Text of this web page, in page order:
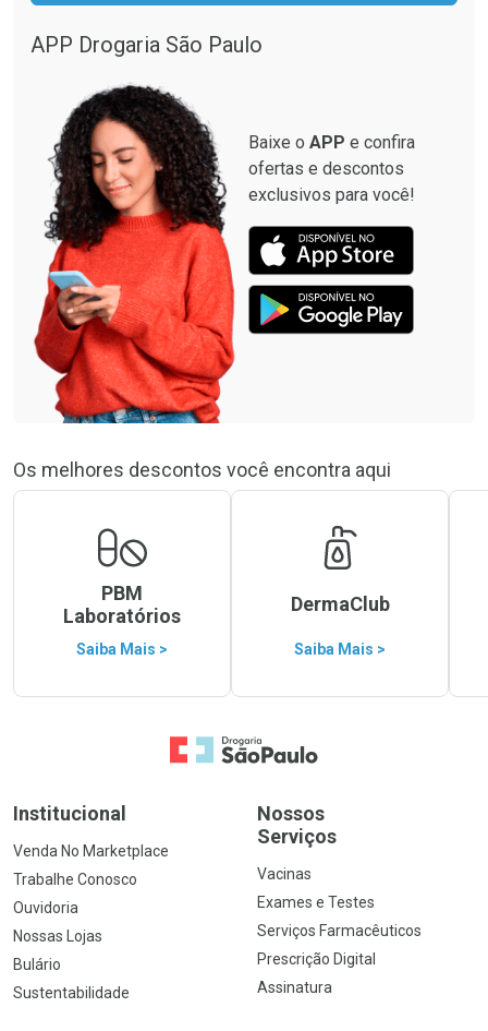
APP Drogaria São Paulo
Baixe o APP e confira
ofertas e descontos
exclusivos para você!
Os melhores descontos você encontra aqui
PBM
Laboratórios
Saiba Mais >
DermaClub
Saiba Mais >
Ir para a Home
Institucional
Venda No Marketplace
Trabalhe Conosco
Ouvidoria
Nossas Lojas
Bulário
Sustentabilidade
Nossos
Serviços
Vacinas
Exames e Testes
Serviços Farmacêuticos
Prescrição Digital
Assinatura